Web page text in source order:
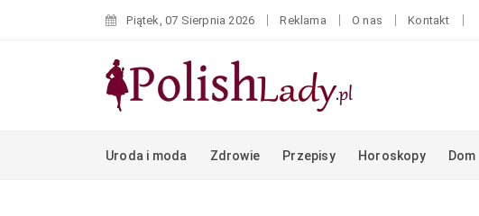
Piątek, 07 Sierpnia 2026 Reklama O nas Kontakt
Uroda i moda Zdrowie Przepisy Horoskopy Dom